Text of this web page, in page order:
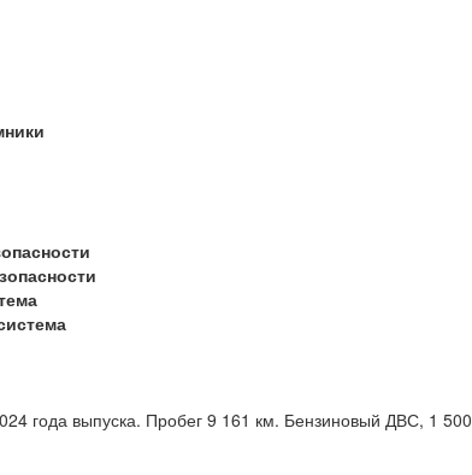
года выпуска. Пробег 9 161 км. Бензиновый ДВС, 1 500